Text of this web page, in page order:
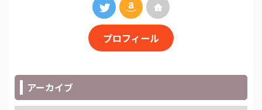
プロフィール
アーカイブ